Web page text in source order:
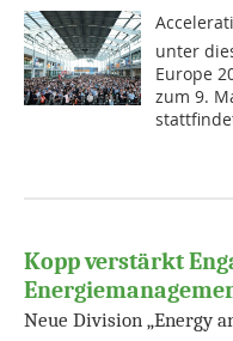
unter
Europe
zum 9.
Kopp verstärkt
Neue Division „Energy